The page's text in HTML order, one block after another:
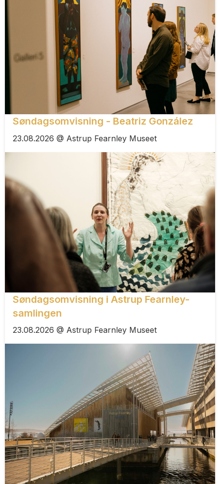
Søndagsomvisning - Beatriz González
23.08.2026 @ Astrup Fearnley Museet
Søndagsomvisning i Astrup Fearnley-
samlingen
23.08.2026 @ Astrup Fearnley Museet